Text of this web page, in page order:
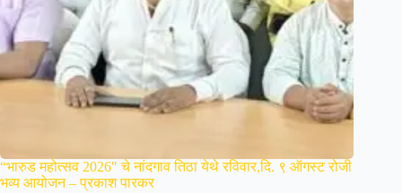
“भारुड महोत्सव 2026″ चे नांदगाव तिठा येथे रविवार,दि. ९ ऑगस्ट रोजी
भव्य आयोजन – प्रकाश पारकर